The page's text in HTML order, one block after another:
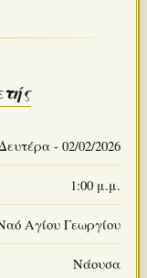
- 02/02/2026
1:00 μ.μ.
Αγίου Γεωργίου
Νάουσα